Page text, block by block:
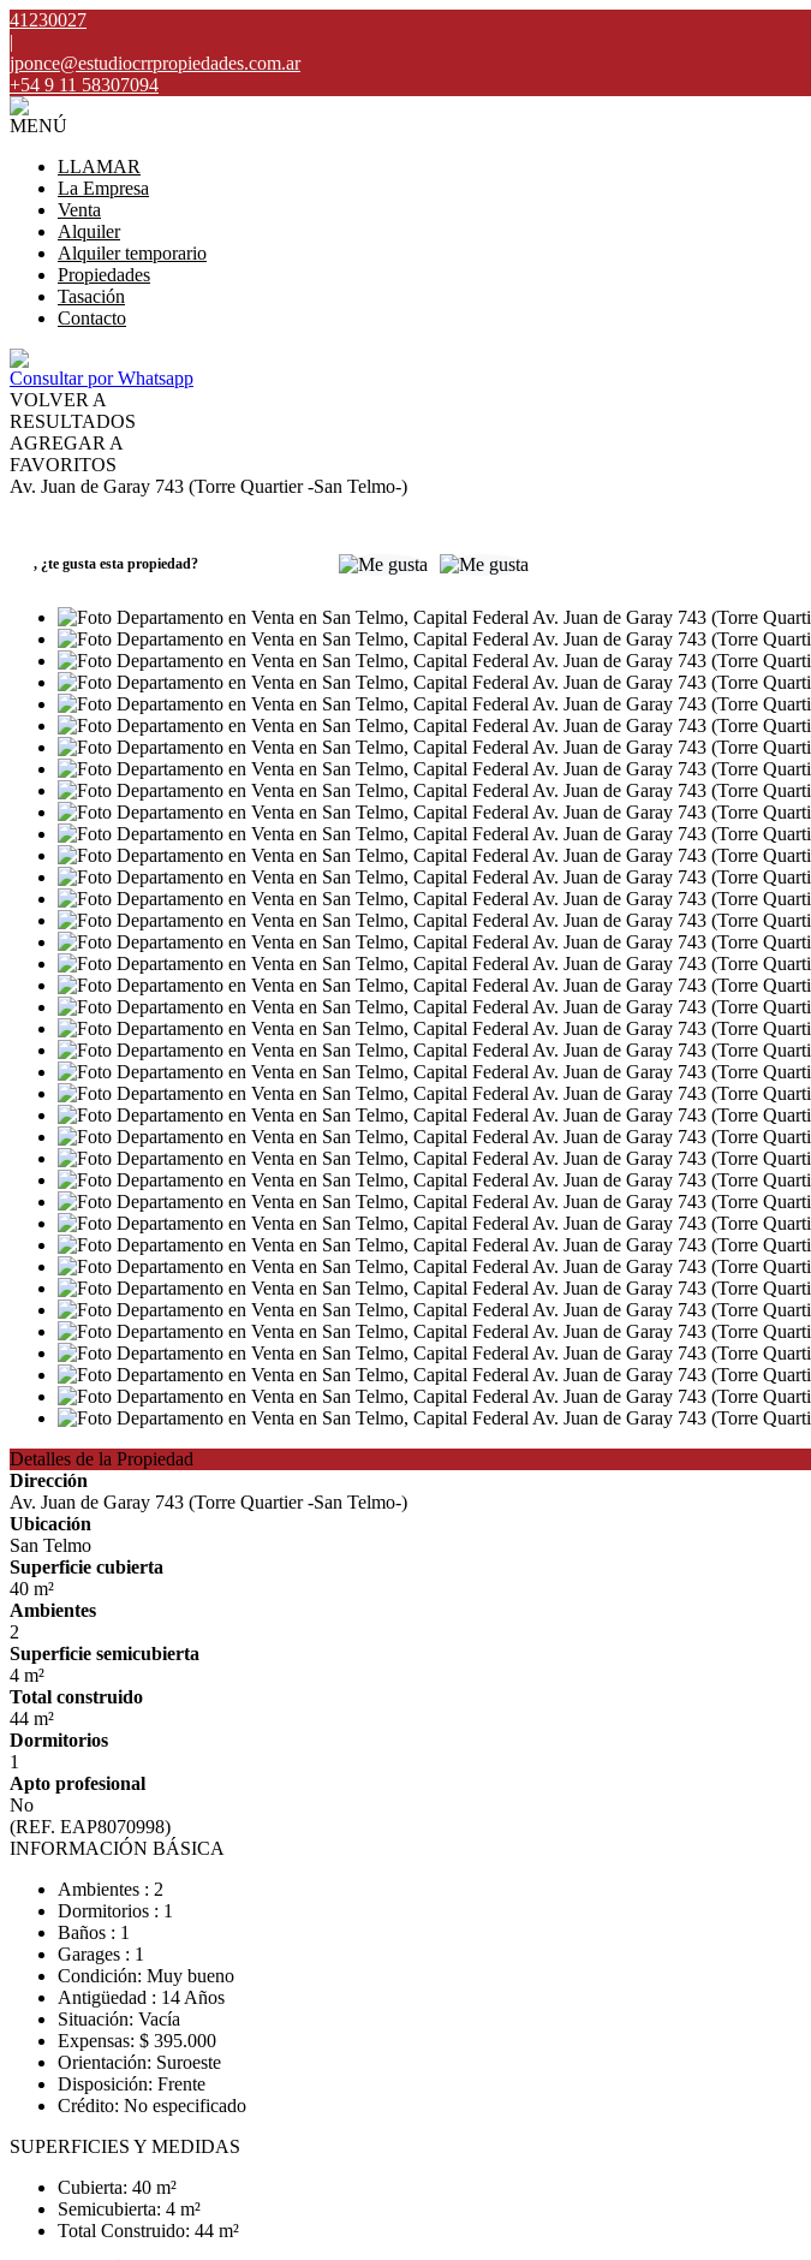
41230027
|
jponce@estudiocrrpropiedades.com.ar
+54 9 11 58307094
MENÚ
LLAMAR
La Empresa
Venta
Alquiler
Alquiler temporario
Propiedades
Tasación
Contacto
Consultar por Whatsapp
VOLVER A
RESULTADOS
AGREGAR A
FAVORITOS
Av. Juan de Garay 743 (Torre Quartier -San Telmo-)
, ¿te gusta esta propiedad?
Detalles de la Propiedad
Dirección
Av. Juan de Garay 743 (Torre Quartier -San Telmo-)
Ubicación
San Telmo
Superficie cubierta
40 m²
Ambientes
2
Superficie semicubierta
4 m²
Total construido
44 m²
Dormitorios
1
Apto profesional
No
(REF. EAP8070998)
INFORMACIÓN BÁSICA
Ambientes : 2
Dormitorios : 1
Baños : 1
Garages : 1
Condición: Muy bueno
Antigüedad : 14 Años
Situación: Vacía
Expensas: $ 395.000
Orientación: Suroeste
Disposición: Frente
Crédito: No especificado
SUPERFICIES Y MEDIDAS
Cubierta: 40 m²
Semicubierta: 4 m²
Total Construido: 44 m²